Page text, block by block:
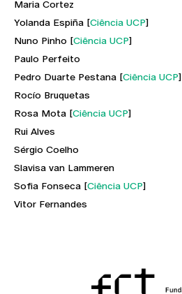
Maria Cortez
Yolanda Espiña [Ciência UCP]
Nuno Pinho [Ciência UCP]
Paulo Perfeito
Pedro Duarte Pestana [Ciência UCP]
Rocío Bruquetas
Rosa Mota [Ciência UCP]
Rui Alves
Sérgio Coelho
Slavisa van Lammeren
Sofia Fonseca [Ciência UCP]
Vitor Fernandes